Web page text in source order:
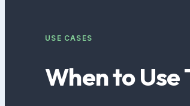
USE CASES
When to Use